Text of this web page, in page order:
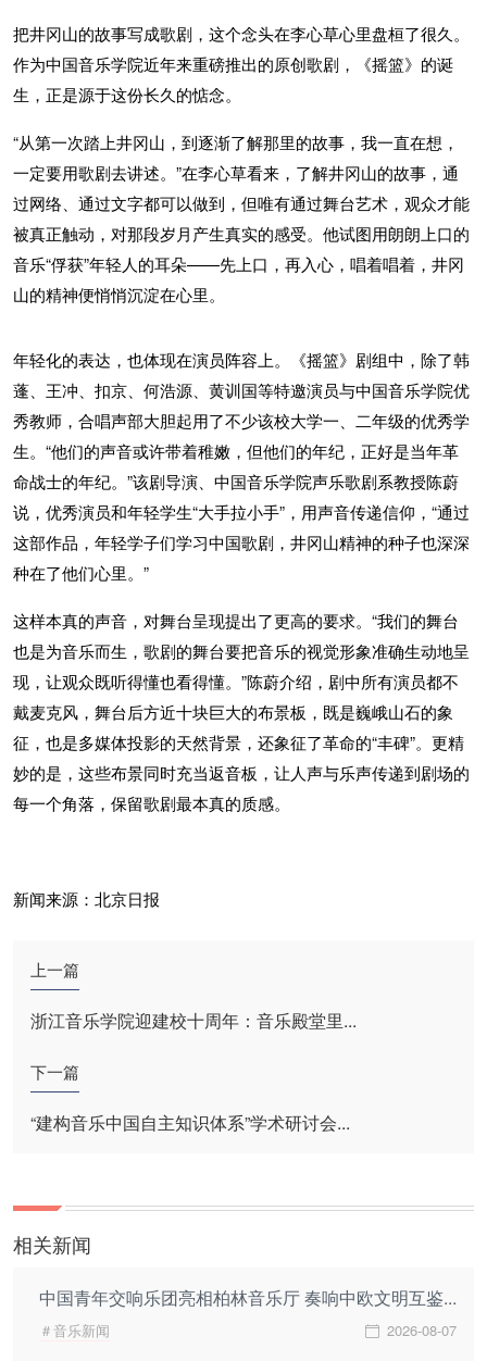
把井冈山的故事写成歌剧，这个念头在李心草心里盘桓了很久。
作为中国音乐学院近年来重磅推出的原创歌剧，《摇篮》的诞
生，正是源于这份长久的惦念。
“从第一次踏上井冈山，到逐渐了解那里的故事，我一直在想，
一定要用歌剧去讲述。”在李心草看来，了解井冈山的故事，通
过网络、通过文字都可以做到，但唯有通过舞台艺术，观众才能
被真正触动，对那段岁月产生真实的感受。他试图用朗朗上口的
音乐“俘获”年轻人的耳朵——先上口，再入心，唱着唱着，井冈
山的精神便悄悄沉淀在心里。
年轻化的表达，也体现在演员阵容上。《摇篮》剧组中，除了韩
蓬、王冲、扣京、何浩源、黄训国等特邀演员与中国音乐学院优
秀教师，合唱声部大胆起用了不少该校大学一、二年级的优秀学
生。“他们的声音或许带着稚嫩，但他们的年纪，正好是当年革
命战士的年纪。”该剧导演、中国音乐学院声乐歌剧系教授陈蔚
说，优秀演员和年轻学生“大手拉小手”，用声音传递信仰，“通过
这部作品，年轻学子们学习中国歌剧，井冈山精神的种子也深深
种在了他们心里。”
这样本真的声音，对舞台呈现提出了更高的要求。“我们的舞台
也是为音乐而生，歌剧的舞台要把音乐的视觉形象准确生动地呈
现，让观众既听得懂也看得懂。”陈蔚介绍，剧中所有演员都不
戴麦克风，舞台后方近十块巨大的布景板，既是巍峨山石的象
征，也是多媒体投影的天然背景，还象征了革命的“丰碑”。更精
妙的是，这些布景同时充当返音板，让人声与乐声传递到剧场的
每一个角落，保留歌剧最本真的质感。
新闻来源：北京日报
上一篇
浙江音乐学院迎建校十周年：音乐殿堂里...
下一篇
“建构音乐中国自主知识体系”学术研讨会...
相关新闻
中国青年交响乐团亮相柏林音乐厅 奏响中欧文明互鉴...
＃音乐新闻 2026-08-07